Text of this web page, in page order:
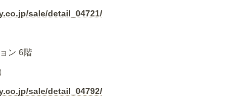
sale/detail_04721/
ン 6階
sale/detail_04792/